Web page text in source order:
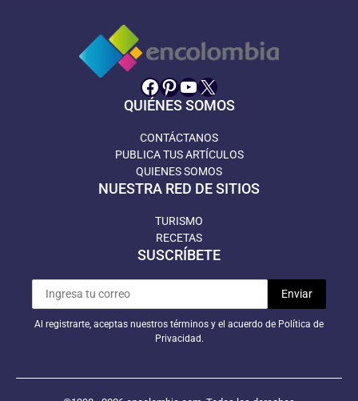
Facebook
Pinterest
YouTube
X
QUIÉNES SOMOS
CONTÁCTANOS
PUBLICA TUS ARTÍCULOS
QUIENES SOMOS
NUESTRA RED DE SITIOS
TURISMO
RECETAS
SUSCRÍBETE
Al registrarte, aceptas nuestros términos y el acuerdo de Política de
Privacidad.